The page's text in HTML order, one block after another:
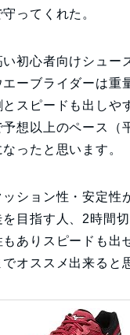
ってくれた。
初心者向けシュー
ーブライダーは重
スピードも出しや
想以上のペース（
ったと思います。
ション性・安定性
目指す人、2時間
もありスピードも出
オススメ出来ると